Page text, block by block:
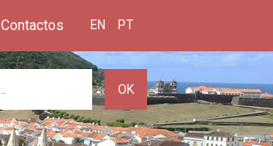
Contactos EN PT
OK